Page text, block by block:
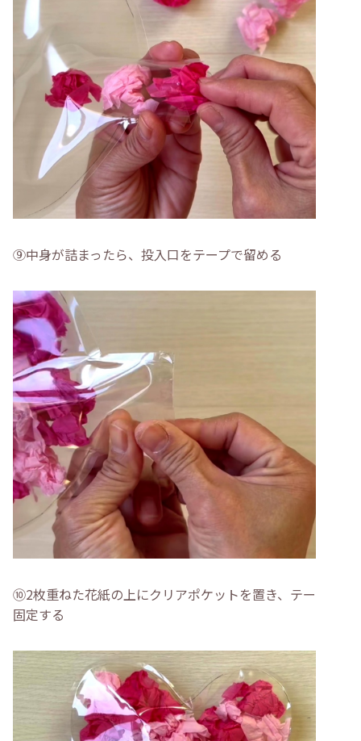
⑨中身が詰まったら、投入口をテープで留める
⑩2枚重ねた花紙の上にクリアポケットを置き、テープで
固定する